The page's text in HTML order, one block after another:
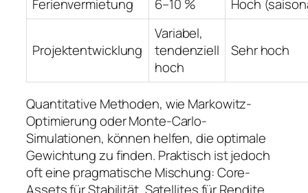
Ferienvermietung 6–10 % Hoch
Projektentwicklung
Variabel,
tendenziell
hoch
Sehr hoch
Quantitative Methoden, wie Markowitz-
Optimierung oder Monte-Carlo-
Simulationen, können helfen, die optimale
Gewichtung zu finden. Praktisch ist jedoch
oft eine pragmatische Mischung: Core-
Assets für Stabilität, Satellites für Rendite